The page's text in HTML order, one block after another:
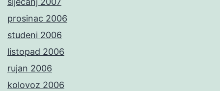
prosinac 2006
studeni 2006
listopad 2006
rujan 2006
kolovoz 2006